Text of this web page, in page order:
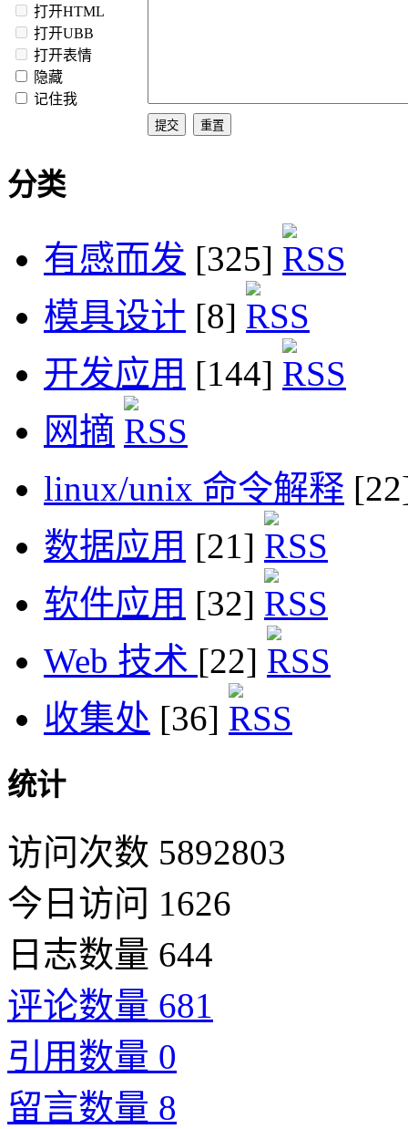
打开HTML
打开UBB
打开表情
隐藏
记住我
分类
有感而发 [325]
模具设计 [8]
开发应用 [144]
网摘
linux/unix 命令解释
数据应用 [21]
软件应用 [32]
Web 技术 [22]
收集处 [36]
统计
访问次数 5892803
今日访问 1626
日志数量 644
评论数量 681
引用数量 0
留言数量 8